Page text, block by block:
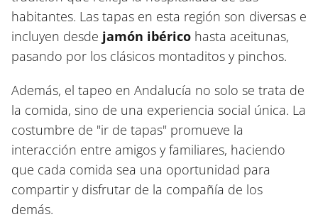
habitantes. Las tapas en esta región son diversas e
incluyen desde jamón ibérico hasta aceitunas,
pasando por los clásicos montaditos y pinchos.
Además, el tapeo en Andalucía no solo se trata de
la comida, sino de una experiencia social única. La
costumbre de "ir de tapas" promueve la
interacción entre amigos y familiares, haciendo
que cada comida sea una oportunidad para
compartir y disfrutar de la compañía de los
demás.